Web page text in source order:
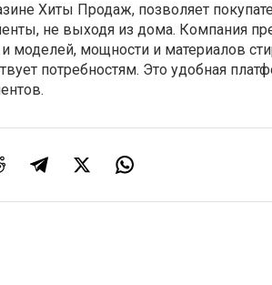
Хиты Продаж, позволяет
не выходя из дома. Компания
моделей, мощности и материалов
потребностям. Это удобная